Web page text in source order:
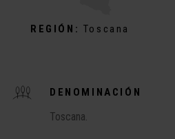
DENOMINACIÓN
Toscana.
REGIÓN: Toscana